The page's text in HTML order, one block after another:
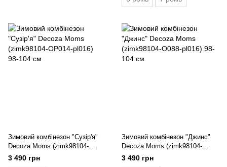
Зимовий комбінезон "Сузір'я"
Decoza Moms (zimk98104-
OP014-pl016) 98-104 см
3 490 грн
Зимовий комбінезон "Джинс"
Decoza Moms (zimk98104-
O088-pl016) 98-104 см
3 490 грн